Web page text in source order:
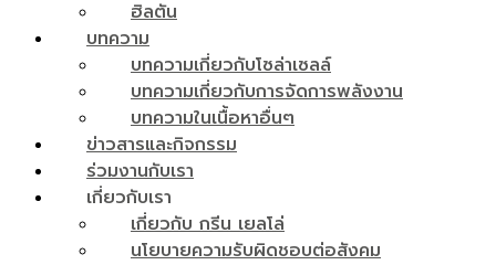
ฮิลตัน
บทความ
บทความเกี่ยวกับโซล่าเซลล์
บทความเกี่ยวกับการจัดการพลังงาน
บทความในเนื้อหาอื่นๆ
ข่าวสารและกิจกรรม
ร่วมงานกับเรา
เกี่ยวกับเรา
เกี่ยวกับ กรีน เยลโล่
นโยบายความรับผิดชอบต่อสังคม